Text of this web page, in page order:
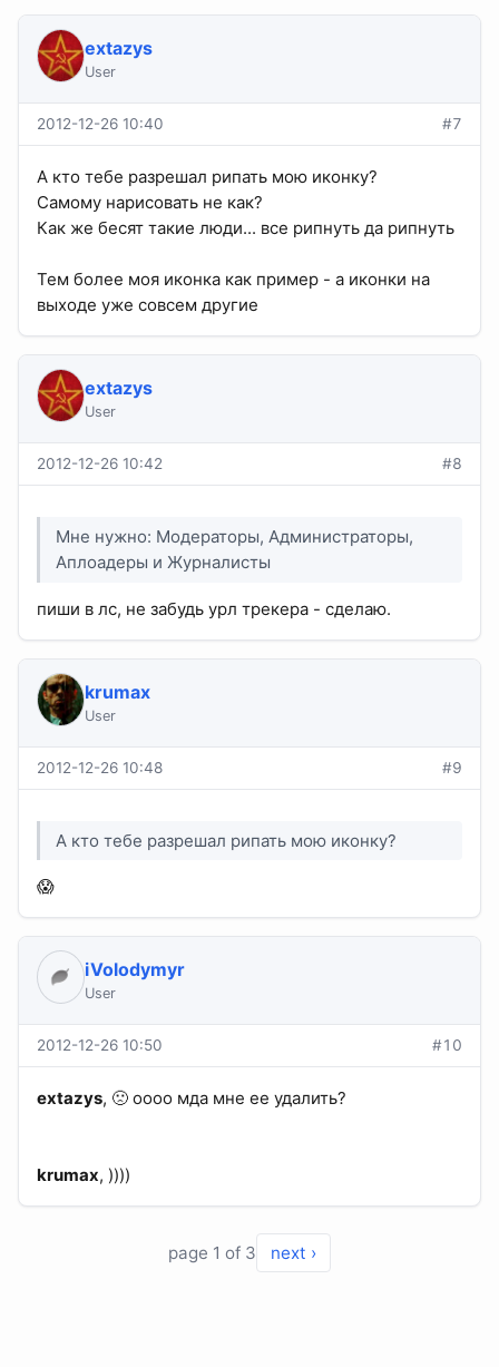
extazys
User
2012-12-26 10:40 #7
А кто тебе разрешал рипать мою иконку?
Самому нарисовать не как?
Как же бесят такие люди... все рипнуть да рипнуть
Тем более моя иконка как пример - а иконки на
выходе уже совсем другие
extazys
User
2012-12-26 10:42 #8
Мне нужно: Модераторы, Администраторы,
Аплоадеры и Журналисты
пиши в лс, не забудь урл трекера - сделаю.
krumax
User
2012-12-26 10:48 #9
А кто тебе разрешал рипать мою иконку?
😱
iVolodymyr
User
2012-12-26 10:50 #10
extazys, 🙁 оооо мда мне ее удалить?
krumax, ))))
page 1 of 3 next ›